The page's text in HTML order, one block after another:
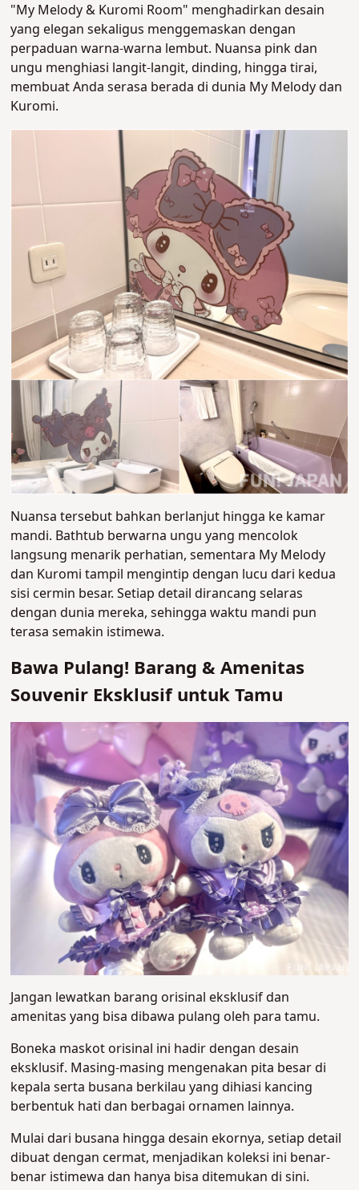
"My Melody & Kuromi Room" menghadirkan desain
yang elegan sekaligus menggemaskan dengan
perpaduan warna-warna lembut. Nuansa pink dan
ungu menghiasi langit-langit, dinding, hingga tirai,
membuat Anda serasa berada di dunia My Melody dan
Kuromi.
Nuansa tersebut bahkan berlanjut hingga ke kamar
mandi. Bathtub berwarna ungu yang mencolok
langsung menarik perhatian, sementara My Melody
dan Kuromi tampil mengintip dengan lucu dari kedua
sisi cermin besar. Setiap detail dirancang selaras
dengan dunia mereka, sehingga waktu mandi pun
terasa semakin istimewa.
Bawa Pulang! Barang & Amenitas
Souvenir Eksklusif untuk Tamu
Jangan lewatkan barang orisinal eksklusif dan
amenitas yang bisa dibawa pulang oleh para tamu.
Boneka maskot orisinal ini hadir dengan desain
eksklusif. Masing-masing mengenakan pita besar di
kepala serta busana berkilau yang dihiasi kancing
berbentuk hati dan berbagai ornamen lainnya.
Mulai dari busana hingga desain ekornya, setiap detail
dibuat dengan cermat, menjadikan koleksi ini benar-
benar istimewa dan hanya bisa ditemukan di sini.